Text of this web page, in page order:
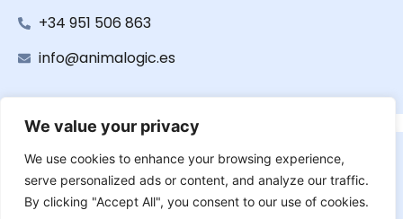
We value your privacy
We use cookies to enhance your browsing experience,
serve personalized ads or content, and analyze our traffic.
By clicking "Accept All", you consent to our use of cookies.
+34 951 506 863
info@animalogic.es
Copyright © 2025 | Clínica Veterinaria Animalogic
Web desarrollada por ImpulsaVets